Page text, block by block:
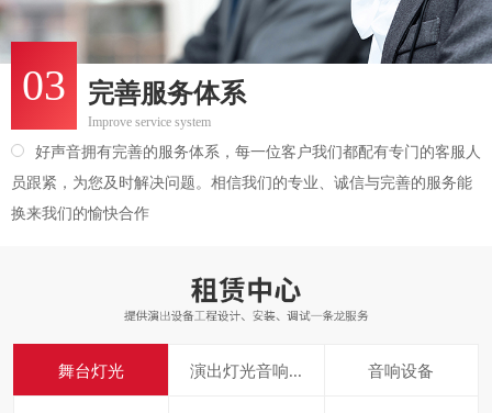
03 完善服务体系
Improve service system
好声音拥有完善的服务体系，每一位客户我们都配有专门的客服人
员跟紧，为您及时解决问题。相信我们的专业、诚信与完善的服务能
换来我们的愉快合作
舞台灯光 演出灯光音响... 音响设备